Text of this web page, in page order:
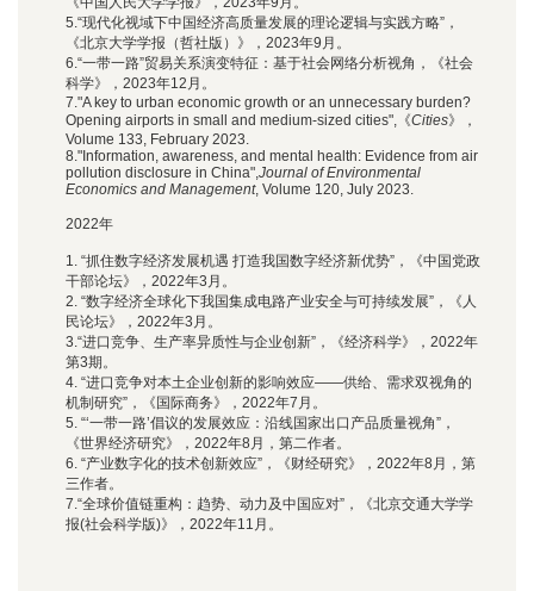
5.“现代化视域下中国经济高质量发展的理论逻辑与实践方略”，
《北京大学学报（哲社版）》，2023年9月。
6.“一带一路”贸易关系演变特征：基于社会网络分析视角，《社会
科学》，2023年12月。
7."A key to urban economic growth or an unnecessary burden?
Opening airports in small and medium-sized cities",《Cities》，
Volume 133, February 2023.
8."Information, awareness, and mental health: Evidence from air
pollution disclosure in China",Journal of Environmental
Economics and Management, Volume 120, July 2023.
2022年
1. “抓住数字经济发展机遇 打造我国数字经济新优势”，《中国党政
干部论坛》，2022年3月。
2. “数字经济全球化下我国集成电路产业安全与可持续发展”，《人
民论坛》，2022年3月。
3.“进口竞争、生产率异质性与企业创新”，《经济科学》，2022年
第3期。
4. “进口竞争对本土企业创新的影响效应——供给、需求双视角的
机制研究”，《国际商务》，2022年7月。
5. “‘一带一路’倡议的发展效应：沿线国家出口产品质量视角”，
《世界经济研究》，2022年8月，第二作者。
6. “产业数字化的技术创新效应”，《财经研究》，2022年8月，第
三作者。
7.“全球价值链重构：趋势、动力及中国应对”，《北京交通大学学
报(社会科学版)》，2022年11月。